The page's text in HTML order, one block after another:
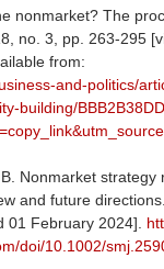
nonmarket? The
no. 3, pp. 263-295
from:
and-politics/
building/
Nonmarket
and future
01 February 2024].
doi/10.1002/